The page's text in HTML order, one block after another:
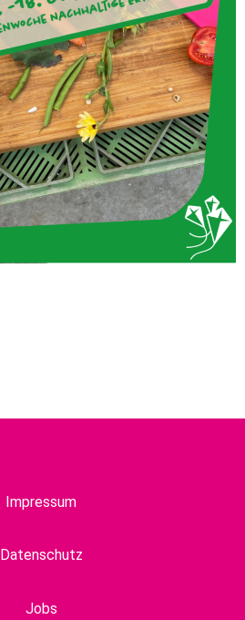
Impressum
Datenschutz
Jobs